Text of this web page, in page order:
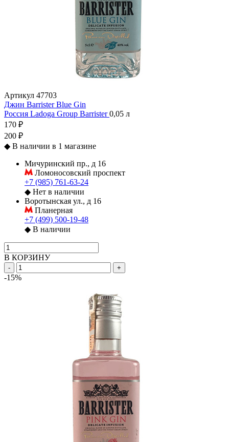
Артикул 47703
Джин Barrister Blue Gin
Россия Ladoga Group Barrister0,05 л
170 ₽
200 ₽
◆ В наличии в 1 магазине
Мичуринский пр., д 16
Ломоносовский проспект
+7 (985) 761-63-24
◆ Нет в наличии
Воротынская ул., д 16
Планерная
+7 (499) 500-19-48
◆ В наличии
В КОРЗИНУ
- +
-15%